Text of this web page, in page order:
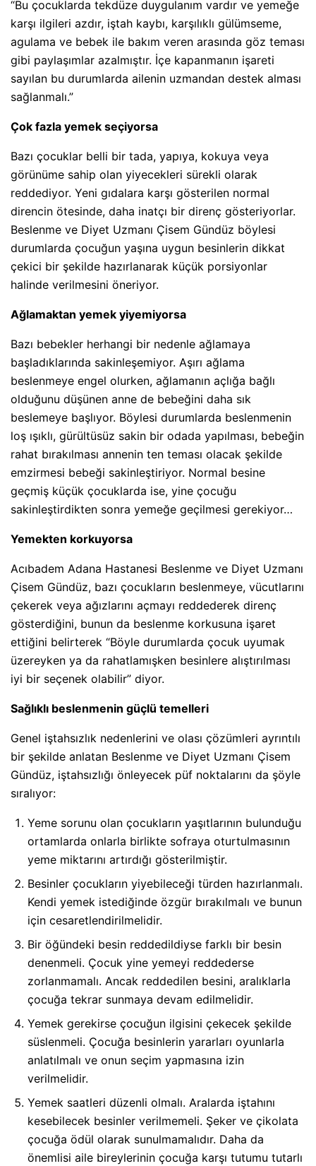
“Bu çocuklarda tekdüze duygulanım vardır ve yemeğe
karşı ilgileri azdır, iştah kaybı, karşılıklı gülümseme,
agulama ve bebek ile bakım veren arasında göz teması
gibi paylaşımlar azalmıştır. İçe kapanmanın işareti
sayılan bu durumlarda ailenin uzmandan destek alması
sağlanmalı.”
Çok fazla yemek seçiyorsa
Bazı çocuklar belli bir tada, yapıya, kokuya veya
görünüme sahip olan yiyecekleri sürekli olarak
reddediyor. Yeni gıdalara karşı gösterilen normal
direncin ötesinde, daha inatçı bir direnç gösteriyorlar.
Beslenme ve Diyet Uzmanı Çisem Gündüz böylesi
durumlarda çocuğun yaşına uygun besinlerin dikkat
çekici bir şekilde hazırlanarak küçük porsiyonlar
halinde verilmesini öneriyor.
Ağlamaktan yemek yiyemiyorsa
Bazı bebekler herhangi bir nedenle ağlamaya
başladıklarında sakinleşemiyor. Aşırı ağlama
beslenmeye engel olurken, ağlamanın açlığa bağlı
olduğunu düşünen anne de bebeğini daha sık
beslemeye başlıyor. Böylesi durumlarda beslenmenin
loş ışıklı, gürültüsüz sakin bir odada yapılması, bebeğin
rahat bırakılması annenin ten teması olacak şekilde
emzirmesi bebeği sakinleştiriyor. Normal besine
geçmiş küçük çocuklarda ise, yine çocuğu
sakinleştirdikten sonra yemeğe geçilmesi gerekiyor…
Yemekten korkuyorsa
Acıbadem Adana Hastanesi Beslenme ve Diyet Uzmanı
Çisem Gündüz, bazı çocukların beslenmeye, vücutlarını
çekerek veya ağızlarını açmayı reddederek direnç
gösterdiğini, bunun da beslenme korkusuna işaret
ettiğini belirterek “Böyle durumlarda çocuk uyumak
üzereyken ya da rahatlamışken besinlere alıştırılması
iyi bir seçenek olabilir” diyor.
Sağlıklı beslenmenin güçlü temelleri
Genel iştahsızlık nedenlerini ve olası çözümleri ayrıntılı
bir şekilde anlatan Beslenme ve Diyet Uzmanı Çisem
Gündüz, iştahsızlığı önleyecek püf noktalarını da şöyle
sıralıyor:
Yeme sorunu olan çocukların yaşıtlarının bulunduğu
ortamlarda onlarla birlikte sofraya oturtulmasının
yeme miktarını artırdığı gösterilmiştir.
Besinler çocukların yiyebileceği türden hazırlanmalı.
Kendi yemek istediğinde özgür bırakılmalı ve bunun
için cesaretlendirilmelidir.
Bir öğündeki besin reddedildiyse farklı bir besin
denenmeli. Çocuk yine yemeyi reddederse
zorlanmamalı. Ancak reddedilen besini, aralıklarla
çocuğa tekrar sunmaya devam edilmelidir.
Yemek gerekirse çocuğun ilgisini çekecek şekilde
süslenmeli. Çocuğa besinlerin yararları oyunlarla
anlatılmalı ve onun seçim yapmasına izin
verilmelidir.
Yemek saatleri düzenli olmalı. Aralarda iştahını
kesebilecek besinler verilmemeli. Şeker ve çikolata
çocuğa ödül olarak sunulmamalıdır. Daha da
önemlisi aile bireylerinin çocuğa karşı tutumu tutarlı